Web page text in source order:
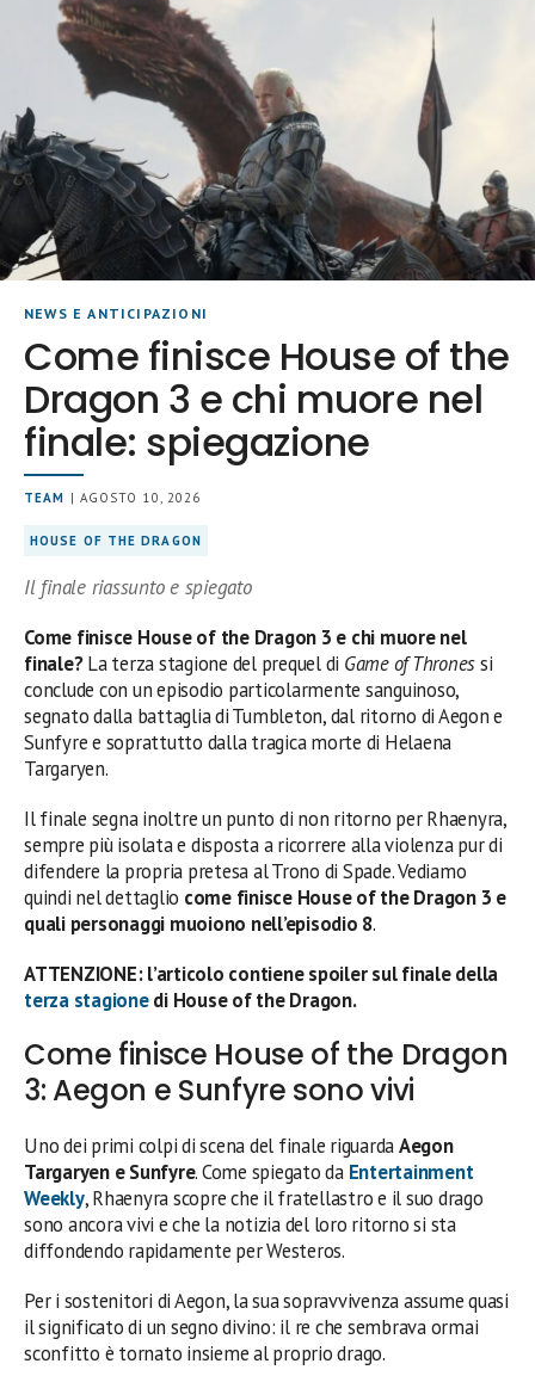
NEWS E ANTICIPAZIONI
Come finisce House of the
Dragon 3 e chi muore nel
finale: spiegazione
TEAM | AGOSTO 10, 2026
HOUSE OF THE DRAGON
Il finale riassunto e spiegato
Come finisce House of the Dragon 3 e chi muore nel
finale?La terza stagione del prequel di Game of Thronessi
conclude con un episodio particolarmente sanguinoso,
segnato dalla battaglia di Tumbleton, dal ritorno di Aegon e
Sunfyre e soprattutto dalla tragica morte di Helaena
Targaryen.
Il finale segna inoltre un punto di non ritorno per Rhaenyra,
sempre più isolata e disposta a ricorrere alla violenza pur di
difendere la propria pretesa al Trono di Spade. Vediamo
quindi nel dettaglio come finisce House of the Dragon 3 e
quali personaggi muoiono nell’episodio 8.
ATTENZIONE: l’articolo contiene spoiler sul finale della
terza stagionedi House of the Dragon.
Come finisce House of the Dragon
3: Aegon e Sunfyre sono vivi
Uno dei primi colpi di scena del finale riguardaAegon
Targaryen e Sunfyre. Come spiegato da Entertainment
Weekly, Rhaenyra scopre che il fratellastro e il suo drago
sono ancora vivi e che la notizia del loro ritorno si sta
diffondendo rapidamente per Westeros.
Per i sostenitori di Aegon, la sua sopravvivenza assume quasi
il significato di un segno divino: il re che sembrava ormai
sconfitto è tornato insieme al proprio drago.